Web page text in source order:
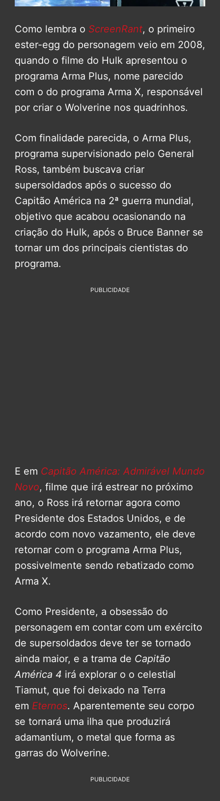
Como lembra o ScreenRant, o primeiro
ester-egg do personagem veio em 2008,
quando o filme do Hulk apresentou o
programa Arma Plus, nome parecido
com o do programa Arma X, responsável
por criar o Wolverine nos quadrinhos.
Com finalidade parecida, o Arma Plus,
programa supervisionado pelo General
Ross, também buscava criar
supersoldados após o sucesso do
Capitão América na 2ª guerra mundial,
objetivo que acabou ocasionando na
criação do Hulk, após o Bruce Banner se
tornar um dos principais cientistas do
programa.
PUBLICIDADE
E em Capitão América: Admirável Mundo
Novo, filme que irá estrear no próximo
ano, o Ross irá retornar agora como
Presidente dos Estados Unidos, e de
acordo com novo vazamento, ele deve
retornar com o programa Arma Plus,
possivelmente sendo rebatizado como
Arma X.
Como Presidente, a obsessão do
personagem em contar com um exército
de supersoldados deve ter se tornado
ainda maior, e a trama de Capitão
América 4 irá explorar o o celestial
Tiamut, que foi deixado na Terra
em Eternos. Aparentemente seu corpo
se tornará uma ilha que produzirá
adamantium, o metal que forma as
garras do Wolverine.
PUBLICIDADE